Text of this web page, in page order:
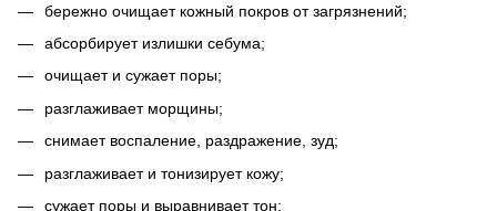
бережно очищает кожный покров от загрязнений;
абсорбирует излишки себума;
очищает и сужает поры;
разглаживает морщины;
снимает воспаление, раздражение, зуд;
разглаживает и тонизирует кожу;
сужает поры и выравнивает тон;